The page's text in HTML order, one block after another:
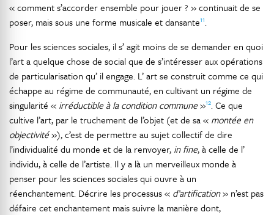
« comment s’accorder ensemble pour jouer ? » continuait de se
poser, mais sous une forme musicale et dansante11.
Pour les sciences sociales, il s’ agit moins de se demander en quoi
l’art a quelque chose de social que de s’intéresser aux opérations
de particularisation qu’ il engage. L’ art se construit comme ce qui
échappe au régime de communauté, en cultivant un régime de
singularité « irréductible à la condition commune»12. Ce que
cultive l’art, par le truchement de l’objet (et de sa « montée en
objectivité»), c’est de permettre au sujet collectif de dire
l’individualité du monde et de la renvoyer, in fine, à celle de l’
individu, à celle de l’artiste. Il y a là un merveilleux monde à
penser pour les sciences sociales qui ouvre à un
réenchantement. Décrire les processus « d’artification» n’est pas
défaire cet enchantement mais suivre la manière dont,